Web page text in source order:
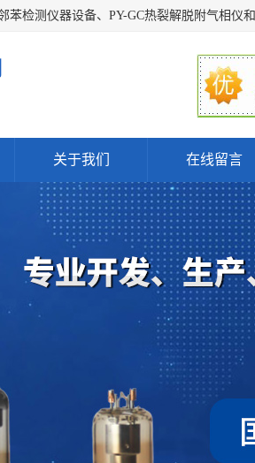
关于我们 在线留言